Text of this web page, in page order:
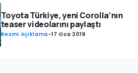
Toyota Türkiye, yeni Corolla’nın
teaser videolarını paylaştı
Resmi Açıklama-17 Oca 2019